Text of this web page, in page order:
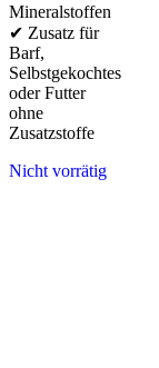
Mineralstoffen
✔ Zusatz für
Barf,
Selbstgekochtes
oder Futter
ohne
Zusatzstoffe
Nicht vorrätig